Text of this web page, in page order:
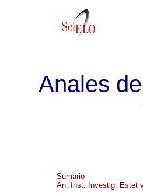
Anales
Sumário
An. Inst. Investig. Estét